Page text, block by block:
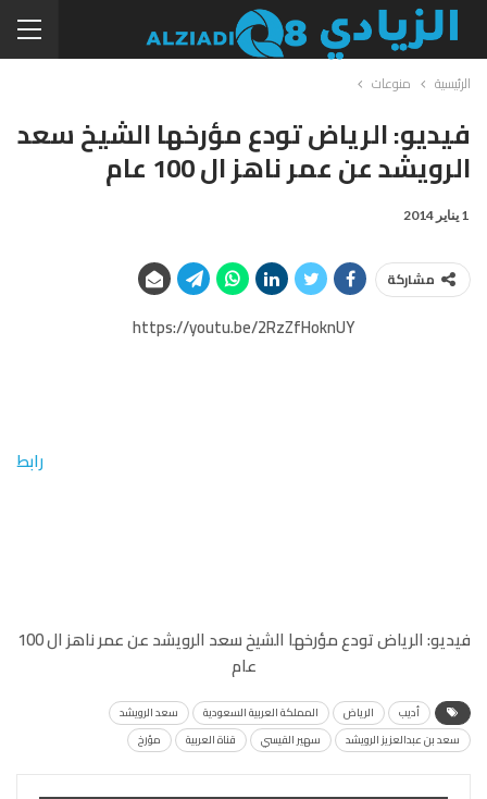
الرئيسية منوعات
فيديو: الرياض تودع مؤرخها الشيخ سعد
الرويشد عن عمر ناهز ال 100 عام
1 يناير 2014
مشاركة
https://youtu.be/2RzZfHoknUY
رابط
فيديو: الرياض تودع مؤرخها الشيخ سعد الرويشد عن عمر ناهز ال 100
عام
أديب الرياض المملكة العربية السعودية
سعد الرويشد
سعد بن عبدالعزيز الرويشد
سهير القيسي قناة العربية مؤرخ